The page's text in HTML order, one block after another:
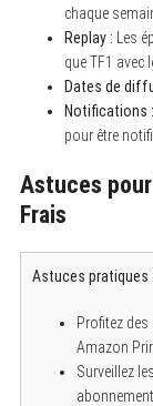
chaque
Replay : Les
que TF1 avec
Dates de
Notifications :
pour être
Astuces
Frais
Astuces pratiques :
Profitez
Amazon
Surveillez
f
o
r
: